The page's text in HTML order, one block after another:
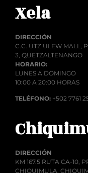
Xela
DIRECCIÓN
C.C. UTZ ULEW MALL,
3, QUETZALTENANGO
HORARIO:
LUNES A DOMINGO
10:00 A 20:00 HORAS
TELÉFONO: +502 7761
DIRECCIÓN
KM 167.5 RUTA CA-10,
CHIQUIMULA,